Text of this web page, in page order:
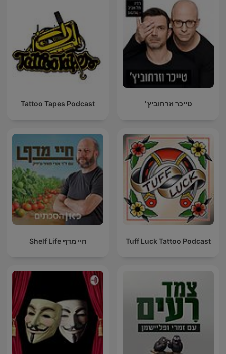
טייכר וזרחוביץ׳ Tattoo Tapes Podcast
Tuff Luck Tattoo Podcast חיי מדף Shelf Life